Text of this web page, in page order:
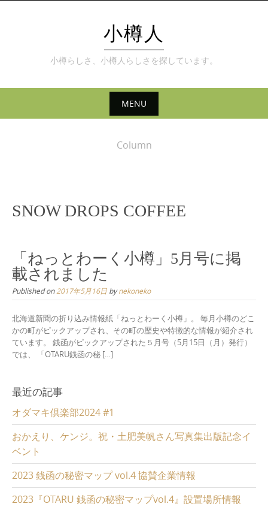
小樽人
小樽らしさ、小樽人らしさを探しています。
MENU
Column
SNOW DROPS COFFEE
「ねっとわーく小樽」5月号に掲
載されました
Published on2017年5月16日 bynekoneko
北海道新聞の折り込み情報紙「ねっとわーく小樽」。 毎月小樽のどこ
かの町がピックアップされ、その町の歴史や特徴的な情報が紹介され
ています。 銭函がピックアップされた５月号（5月15日（月）発行）
では、 「OTARU銭函の秘 […]
最近の記事
オダマキ倶楽部2024 #1
おかえり、ケンジ。祝・土肥美帆さん写真集出版記念イ
ベント
2023 銭函の秘密マップ vol.4 協賛企業情報
2023『OTARU 銭函の秘密マップvol.4』設置場所情報